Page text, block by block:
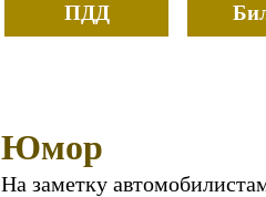
ПДД
Юмор
На заметку